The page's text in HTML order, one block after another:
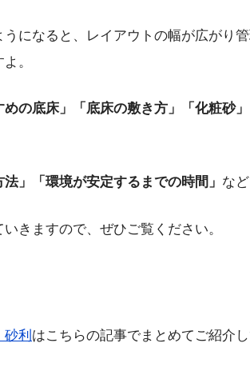
になると、レイアウトの幅が広がり
。
めの底床」「底床の敷き方」「化粧砂」
」「環境が安定するまでの時間」 な
きますので、ぜひご覧ください。
砂利はこちらの記事でまとめてご紹介し